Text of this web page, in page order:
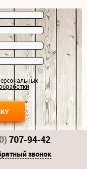
707-94-42
звонок